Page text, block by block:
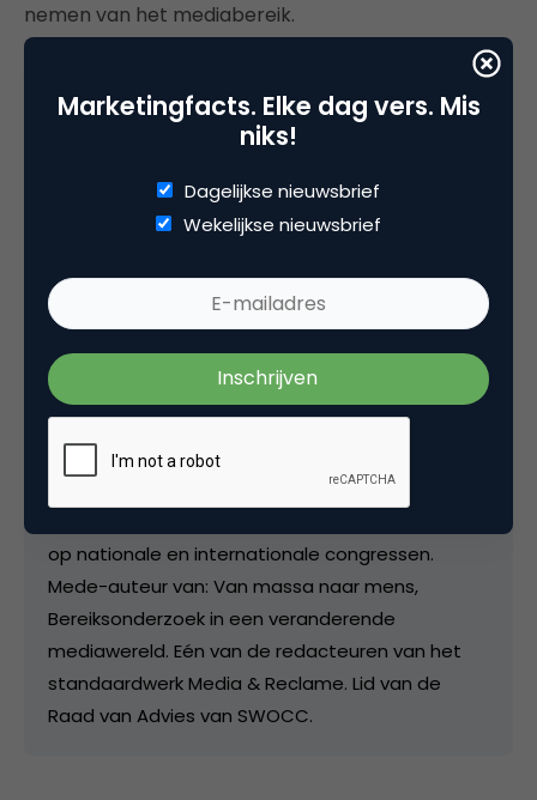
nemen van het mediabereik.
John Faasse
Uitbijter BV
John Faasse is al 30 jaar werkzaam in het media-
onderzoek. Hij heeft zitting gehad in vele
technische commissies, onder meer voor print,
op nationale en internationale congressen.
Mede-auteur van: Van massa naar mens,
Bereiksonderzoek in een veranderende
mediawereld. Eén van de redacteuren van het
standaardwerk Media & Reclame. Lid van de
Raad van Advies van SWOCC.
Marketingfacts. Elke dag vers. Mis
niks!
Dagelijkse nieuwsbrief
Wekelijkse nieuwsbrief